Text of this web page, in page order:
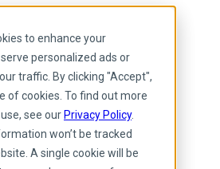
to enhance your
personalized ads or
traffic. By clicking "Accept",
of cookies. To find out more
see our Privacy Policy.
won’t be tracked
A single cookie will be